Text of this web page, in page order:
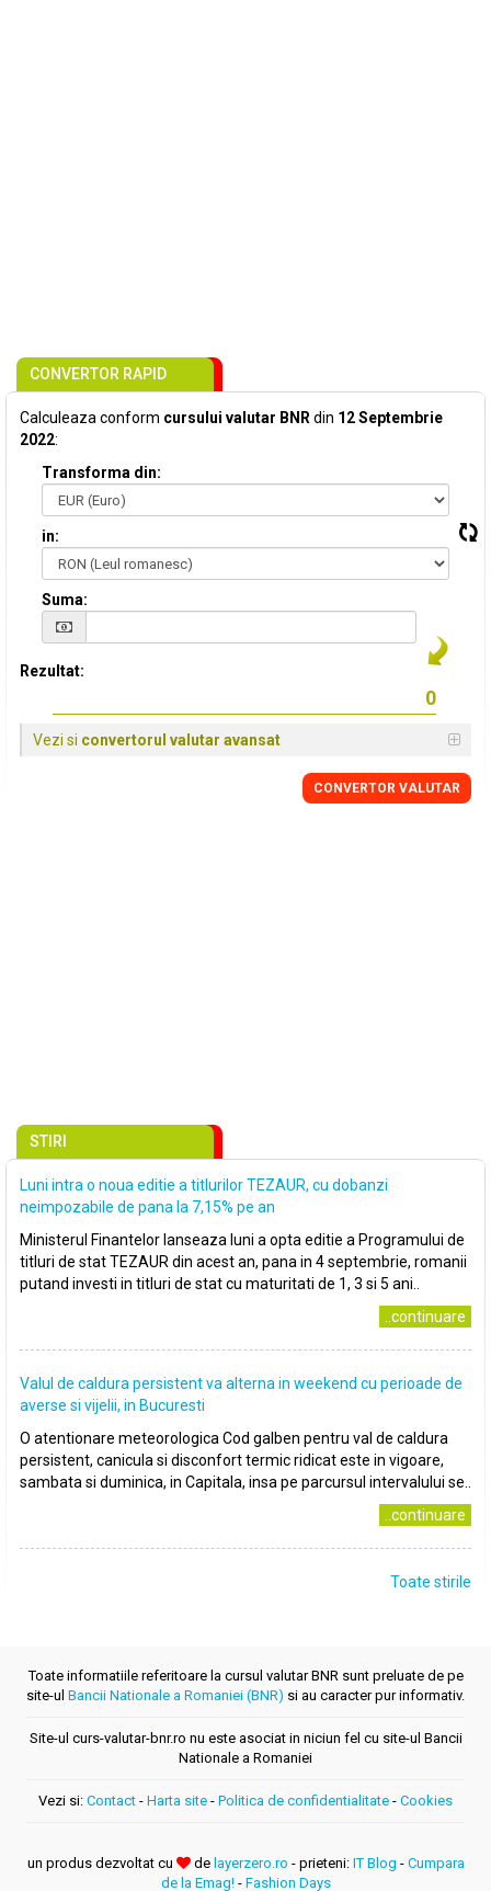
CONVERTOR RAPID
Calculeaza conform cursului valutar BNR din 12 Septembrie
2022:
Transforma din:
in:
Suma:
Rezultat:
Vezi si convertorul valutar avansat
CONVERTOR VALUTAR
STIRI
Luni intra o noua editie a titlurilor TEZAUR, cu dobanzi
neimpozabile de pana la 7,15% pe an
Ministerul Finantelor lanseaza luni a opta editie a Programului de
titluri de stat TEZAUR din acest an, pana in 4 septembrie, romanii
putand investi in titluri de stat cu maturitati de 1, 3 si 5 ani..
..continuare
Valul de caldura persistent va alterna in weekend cu perioade de
averse si vijelii, in Bucuresti
O atentionare meteorologica Cod galben pentru val de caldura
persistent, canicula si disconfort termic ridicat este in vigoare,
sambata si duminica, in Capitala, insa pe parcursul intervalului se..
..continuare
Toate stirile
Toate informatiile referitoare la cursul valutar BNR sunt preluate de pe
site-ul Bancii Nationale a Romaniei (BNR) si au caracter pur informativ.
Site-ul curs-valutar-bnr.ro nu este asociat in niciun fel cu site-ul Bancii
Nationale a Romaniei
Vezi si: Contact - Harta site - Politica de confidentialitate - Cookies
un produs dezvoltat cu de layerzero.ro - prieteni: IT Blog - Cumpara
de la Emag!- Fashion Days